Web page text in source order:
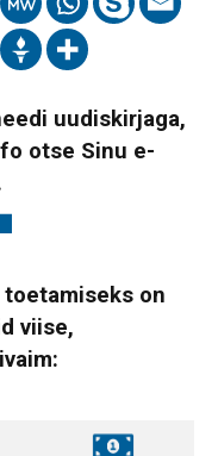
uudiskirjaga,
otse Sinu e-
on
viise,